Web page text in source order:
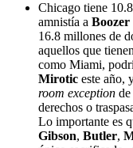
Chicago tiene
amnistía a Boozer
16.8 millones de
aquellos que
como Miami,
Mirotic este año,
room exception
derechos o
Lo importante es
Gibson, Butler,